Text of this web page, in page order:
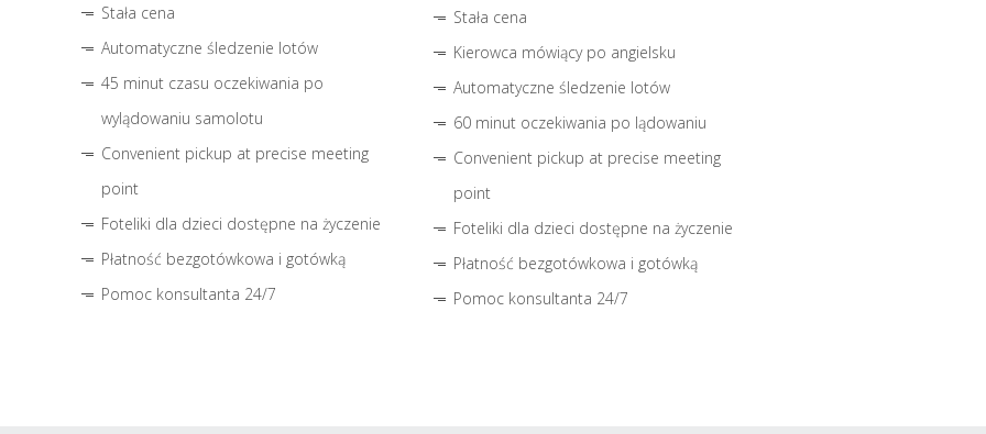
Stała cena
Automatyczne śledzenie lotów
45 minut czasu oczekiwania po
wylądowaniu samolotu
Convenient pickup at precise meeting
point
Foteliki dla dzieci dostępne na życzenie
Płatność bezgotówkowa i gotówką
Pomoc konsultanta 24/7
Stała cena
Kierowca mówiący po angielsku
Automatyczne śledzenie lotów
60 minut oczekiwania po lądowaniu
Convenient pickup at precise meeting
point
Foteliki dla dzieci dostępne na życzenie
Płatność bezgotówkowa i gotówką
Pomoc konsultanta 24/7